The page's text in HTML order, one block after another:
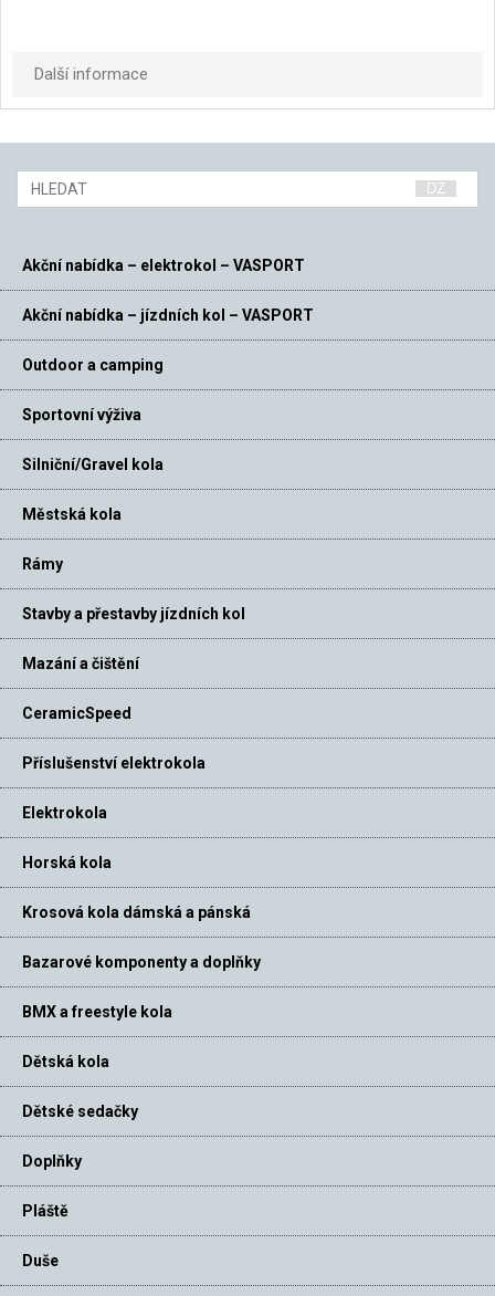
Další informace
Akční nabídka – elektrokol – VASPORT
Akční nabídka – jízdních kol – VASPORT
Outdoor a camping
Sportovní výživa
Silniční/Gravel kola
Městská kola
Rámy
Stavby a přestavby jízdních kol
Mazání a čištění
CeramicSpeed
Příslušenství elektrokola
Elektrokola
Horská kola
Krosová kola dámská a pánská
Bazarové komponenty a doplňky
BMX a freestyle kola
Dětská kola
Dětské sedačky
Doplňky
Pláště
Duše